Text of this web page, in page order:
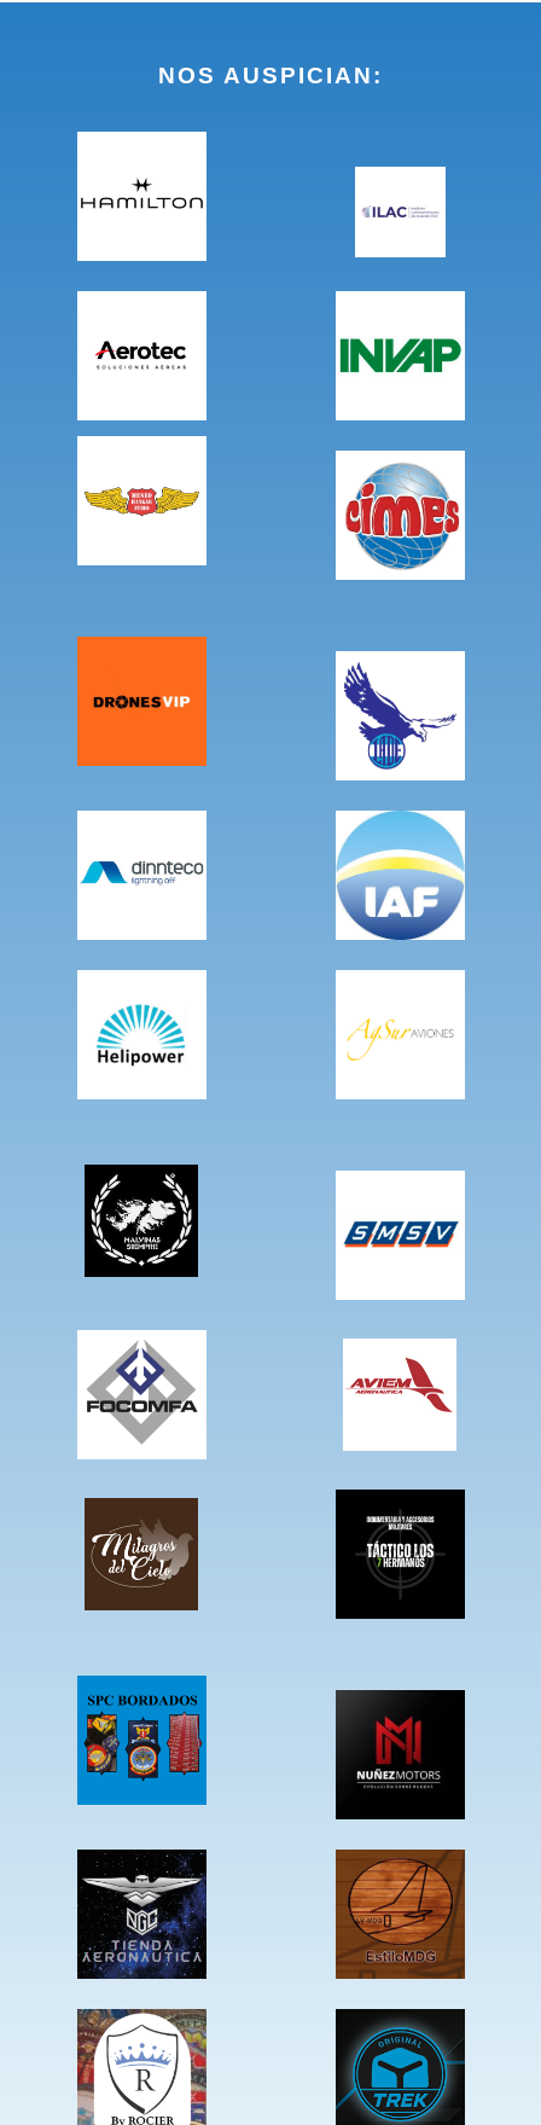
NOS AUSPICIAN: